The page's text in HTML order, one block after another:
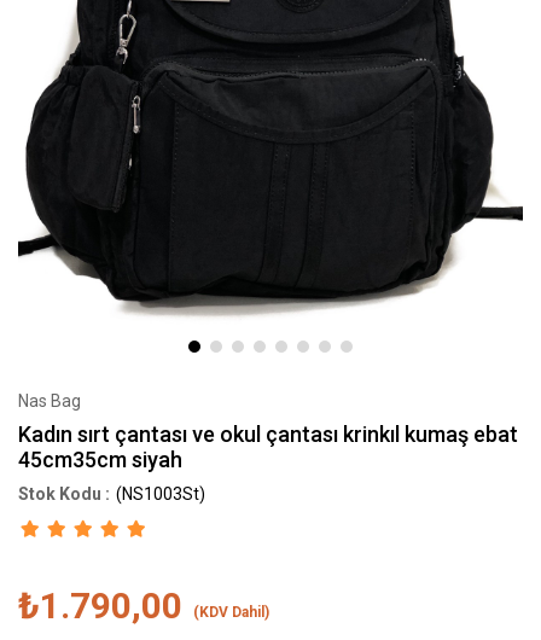
Nas Bag
Kadın sırt çantası ve okul çantası krinkıl kumaş ebat
45cm35cm siyah
(NS1003St)
₺1.790,00 (KDV Dahil)